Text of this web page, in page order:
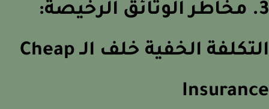
3. مخاطر الوثائق الرخيصة:
التكلفة الخفية خلف الـ Cheap